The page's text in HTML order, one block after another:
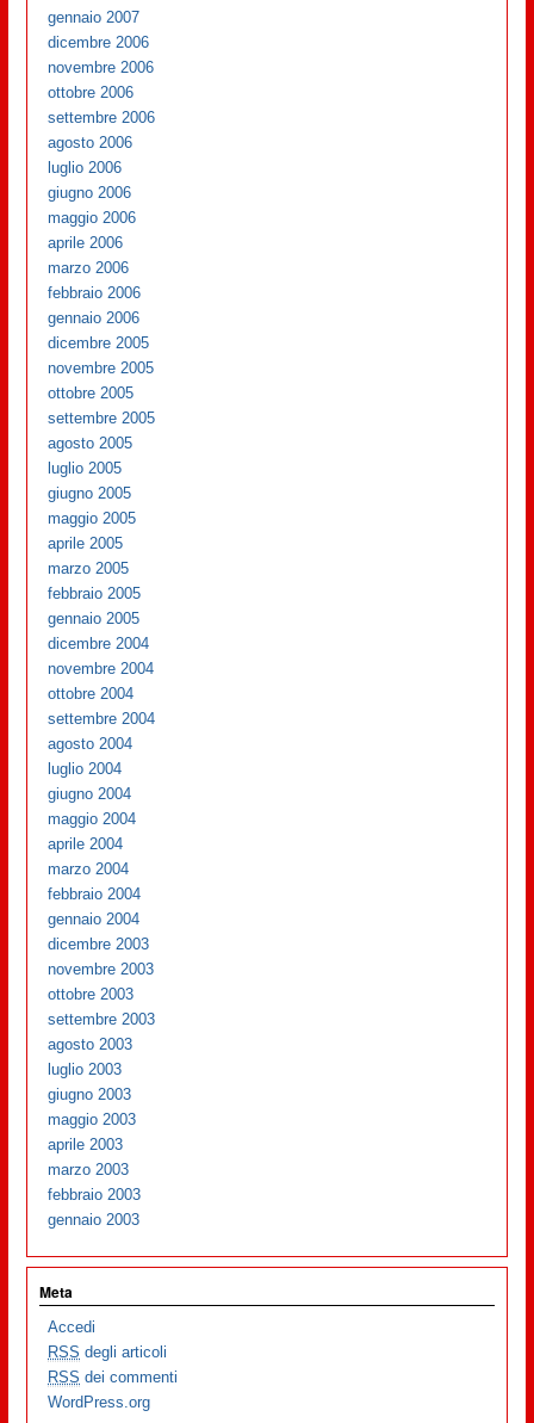
gennaio 2007
dicembre 2006
novembre 2006
ottobre 2006
settembre 2006
agosto 2006
luglio 2006
giugno 2006
maggio 2006
aprile 2006
marzo 2006
febbraio 2006
gennaio 2006
dicembre 2005
novembre 2005
ottobre 2005
settembre 2005
agosto 2005
luglio 2005
giugno 2005
maggio 2005
aprile 2005
marzo 2005
febbraio 2005
gennaio 2005
dicembre 2004
novembre 2004
ottobre 2004
settembre 2004
agosto 2004
luglio 2004
giugno 2004
maggio 2004
aprile 2004
marzo 2004
febbraio 2004
gennaio 2004
dicembre 2003
novembre 2003
ottobre 2003
settembre 2003
agosto 2003
luglio 2003
giugno 2003
maggio 2003
aprile 2003
marzo 2003
febbraio 2003
gennaio 2003
Meta
Accedi
RSS degli articoli
RSS dei commenti
WordPress.org